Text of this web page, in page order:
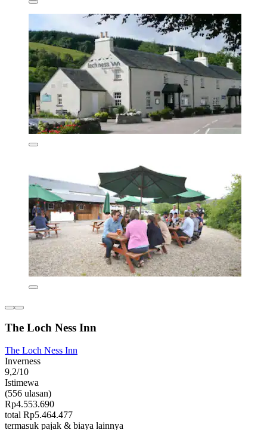
The Loch Ness Inn
The Loch Ness Inn
Inverness
9,2/10
Istimewa
(556 ulasan)
Rp4.553.690
total Rp5.464.477
termasuk pajak & biaya lainnya